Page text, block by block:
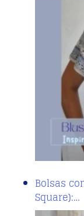
Bolsas
Square):…